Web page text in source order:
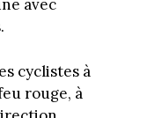
avec
cyclistes à
rouge, à